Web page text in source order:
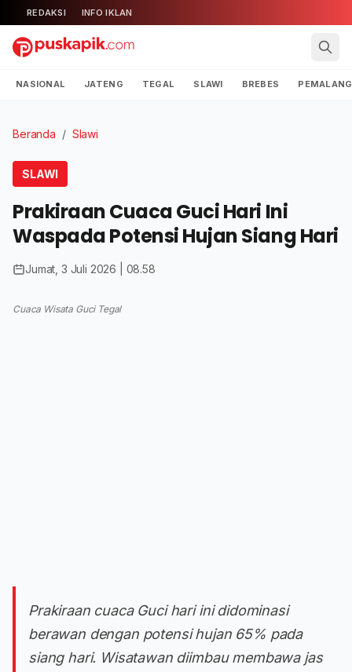
REDAKSI INFO IKLAN
NASIONAL JATENG TEGAL SLAWI BREBES PEMALANG
Beranda / Slawi
SLAWI
Prakiraan Cuaca Guci Hari Ini
Waspada Potensi Hujan Siang Hari
Jumat, 3 Juli 2026 | 08.58
Cuaca Wisata Guci Tegal
Prakiraan cuaca Guci hari ini didominasi
berawan dengan potensi hujan 65% pada
siang hari. Wisatawan diimbau membawa jas